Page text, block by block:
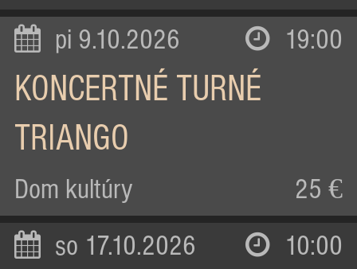
pi 9.10.2026 19:00
KONCERTNÉ TURNÉ
TRIANGO
Dom kultúry 25 €
so 17.10.2026 10:00